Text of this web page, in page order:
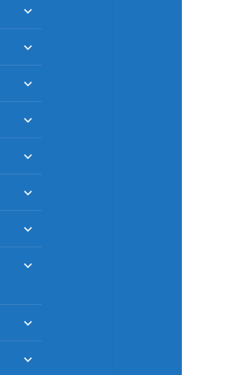
раскрыть
меню
раскрыть
меню
раскрыть
меню
раскрыть
меню
раскрыть
меню
раскрыть
меню
раскрыть
меню
раскрыть
раскрыть
меню
раскрыть